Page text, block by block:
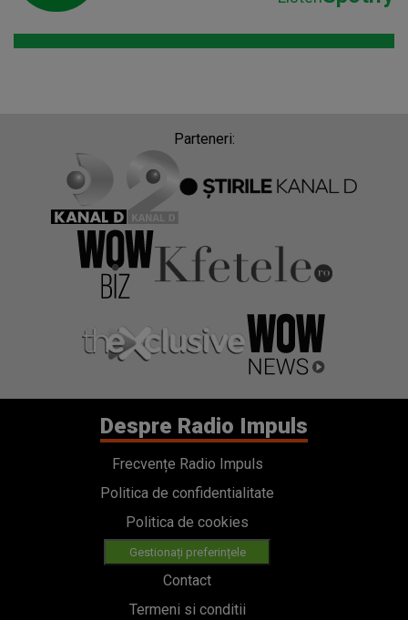
Parteneri:
Despre Radio Impuls
Frecvențe Radio Impuls
Politica de confidentialitate
Politica de cookies
Gestionați preferințele
Contact
Termeni si conditii